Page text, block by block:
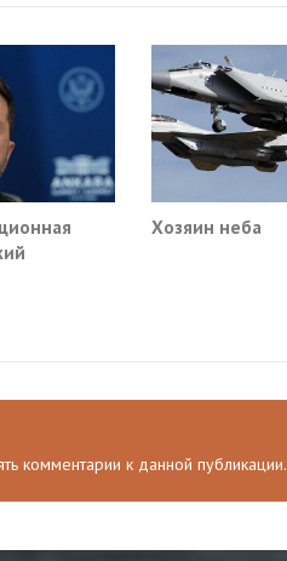
Хозяин неба
комментарии к данной публикации.